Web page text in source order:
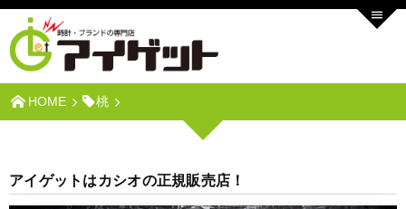
HOME 桃
アイゲットはカシオの正規販売店！